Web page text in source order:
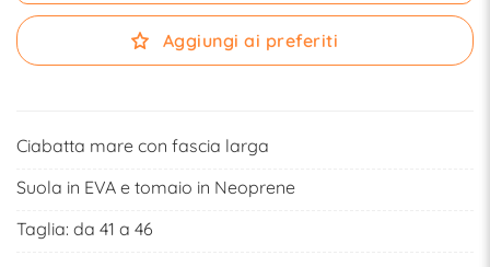
Aggiungi ai preferiti
Ciabatta mare con fascia larga
Suola in EVA e tomaio in Neoprene
Taglia: da 41 a 46